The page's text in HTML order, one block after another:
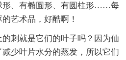
形、有椭圆形、有圆柱形……每
艺术品，好酷啊！
刺就是它们的叶子吗？因为仙
少叶片水分的蒸发，所以它们